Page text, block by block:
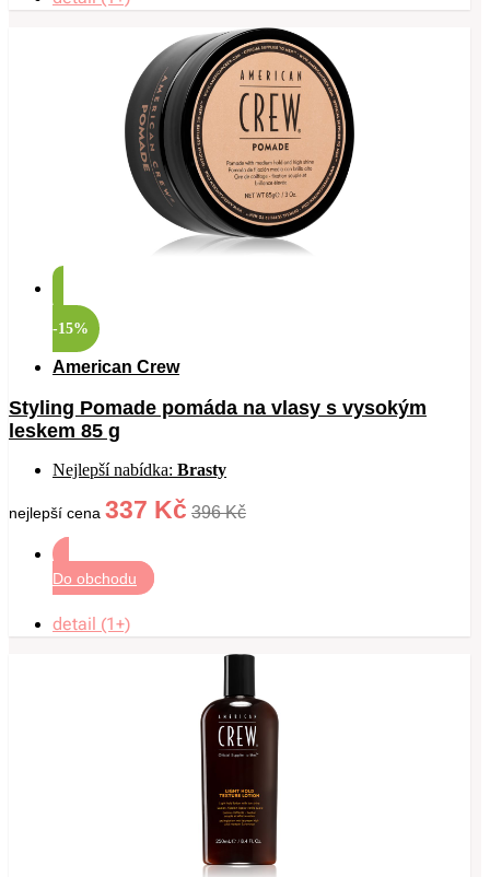
-15%
American Crew
Styling Pomade pomáda na vlasy s vysokým
leskem 85 g
Nejlepší nabídka: Brasty
nejlepší cena 337 Kč 396 Kč
Do obchodu
detail (1+)